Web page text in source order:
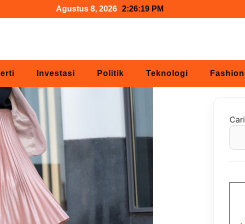
Agustus 8, 2026 2:26:20 PM
Investasi Politik Teknologi Fashion
Cari